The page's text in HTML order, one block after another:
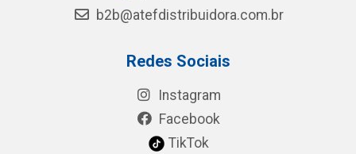
b2b@atefdistribuidora.com.br
Redes Sociais
Instagram
Facebook
TikTok